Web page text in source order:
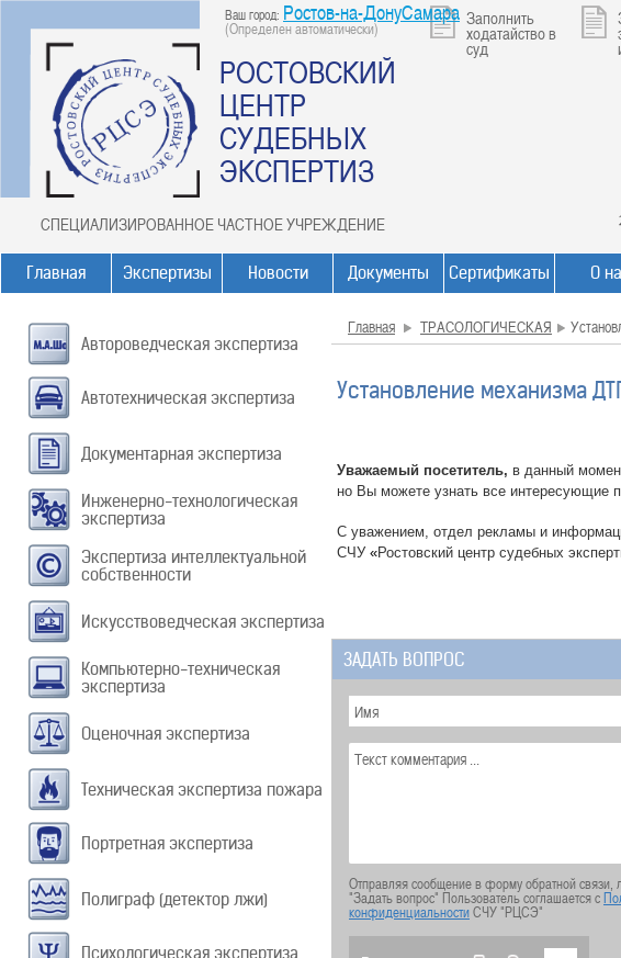
Ваш город: Ростов-на-ДонуСамара
(Определен автоматически)
РОСТОВСКИЙ
ЦЕНТР
СУДЕБНЫХ
ЭКСПЕРТИЗ
СПЕЦИАЛИЗИРОВАННОЕ ЧАСТНОЕ УЧРЕЖДЕНИЕ
Заполнить
ходатайство в
суд
Главная Экспертизы Новости Документы Сертификаты О
Автороведческая экспертиза
Автотехническая экспертиза
Документарная экспертиза
Инженерно-технологическая
экспертиза
Экспертиза интеллектуальной
собственности
Искусствоведческая экспертиза
Компьютерно-техническая
экспертиза
Оценочная экспертиза
Техническая экспертиза пожара
Портретная экспертиза
Полиграф (детектор лжи)
Психологическая экспертиза
Главная ТРАСОЛОГИЧЕСКАЯ
Установление механизма
Уважаемый посетитель, в данный
но Вы можете узнать все интересующие
С уважением, отдел рекламы и
СЧУ «Ростовский центр судебных
ЗАДАТЬ ВОПРОС
Отправляя сообщение в форму обратной связи,
"Задать вопрос" Пользователь соглашается с
конфиденциальностиСЧУ "РЦСЭ"